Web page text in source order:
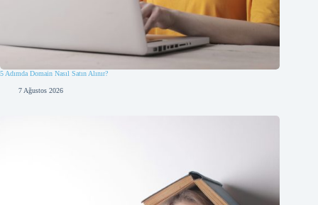
5 Adımda Domain Nasıl Satın Alınır?
7 Ağustos 2026